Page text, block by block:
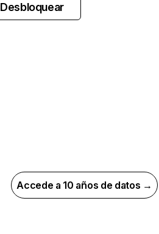
Desbloquear
Accede a 10 años de datos →